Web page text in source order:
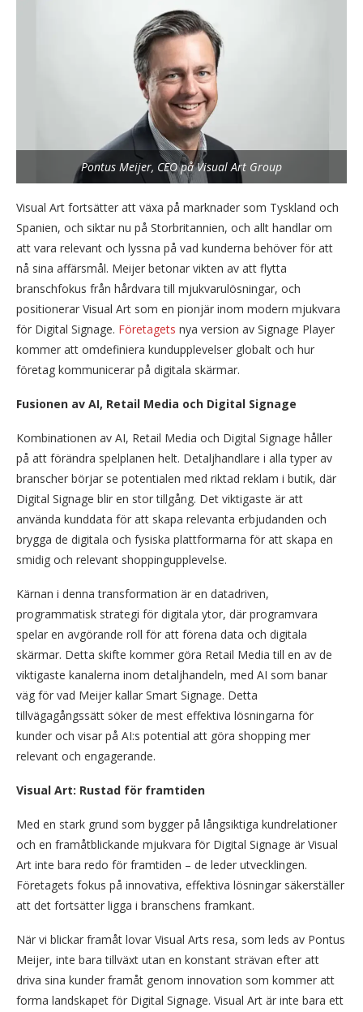
Pontus Meijer, CEO på Visual Art Group
Visual Art fortsätter att växa på marknader som Tyskland och
Spanien, och siktar nu på Storbritannien, och allt handlar om
att vara relevant och lyssna på vad kunderna behöver för att
nå sina affärsmål. Meijer betonar vikten av att flytta
branschfokus från hårdvara till mjukvarulösningar, och
positionerar Visual Art som en pionjär inom modern mjukvara
för Digital Signage. Företagets nya version av Signage Player
kommer att omdefiniera kundupplevelser globalt och hur
företag kommunicerar på digitala skärmar.
Fusionen av AI, Retail Media och Digital Signage
Kombinationen av AI, Retail Media och Digital Signage håller
på att förändra spelplanen helt. Detaljhandlare i alla typer av
branscher börjar se potentialen med riktad reklam i butik, där
Digital Signage blir en stor tillgång. Det viktigaste är att
använda kunddata för att skapa relevanta erbjudanden och
brygga de digitala och fysiska plattformarna för att skapa en
smidig och relevant shoppingupplevelse.
Kärnan i denna transformation är en datadriven,
programmatisk strategi för digitala ytor, där programvara
spelar en avgörande roll för att förena data och digitala
skärmar. Detta skifte kommer göra Retail Media till en av de
viktigaste kanalerna inom detaljhandeln, med AI som banar
väg för vad Meijer kallar Smart Signage. Detta
tillvägagångssätt söker de mest effektiva lösningarna för
kunder och visar på AI:s potential att göra shopping mer
relevant och engagerande.
Visual Art: Rustad för framtiden
Med en stark grund som bygger på långsiktiga kundrelationer
och en framåtblickande mjukvara för Digital Signage är Visual
Art inte bara redo för framtiden – de leder utvecklingen.
Företagets fokus på innovativa, effektiva lösningar säkerställer
att det fortsätter ligga i branschens framkant.
När vi blickar framåt lovar Visual Arts resa, som leds av Pontus
Meijer, inte bara tillväxt utan en konstant strävan efter att
driva sina kunder framåt genom innovation som kommer att
forma landskapet för Digital Signage. Visual Art är inte bara ett